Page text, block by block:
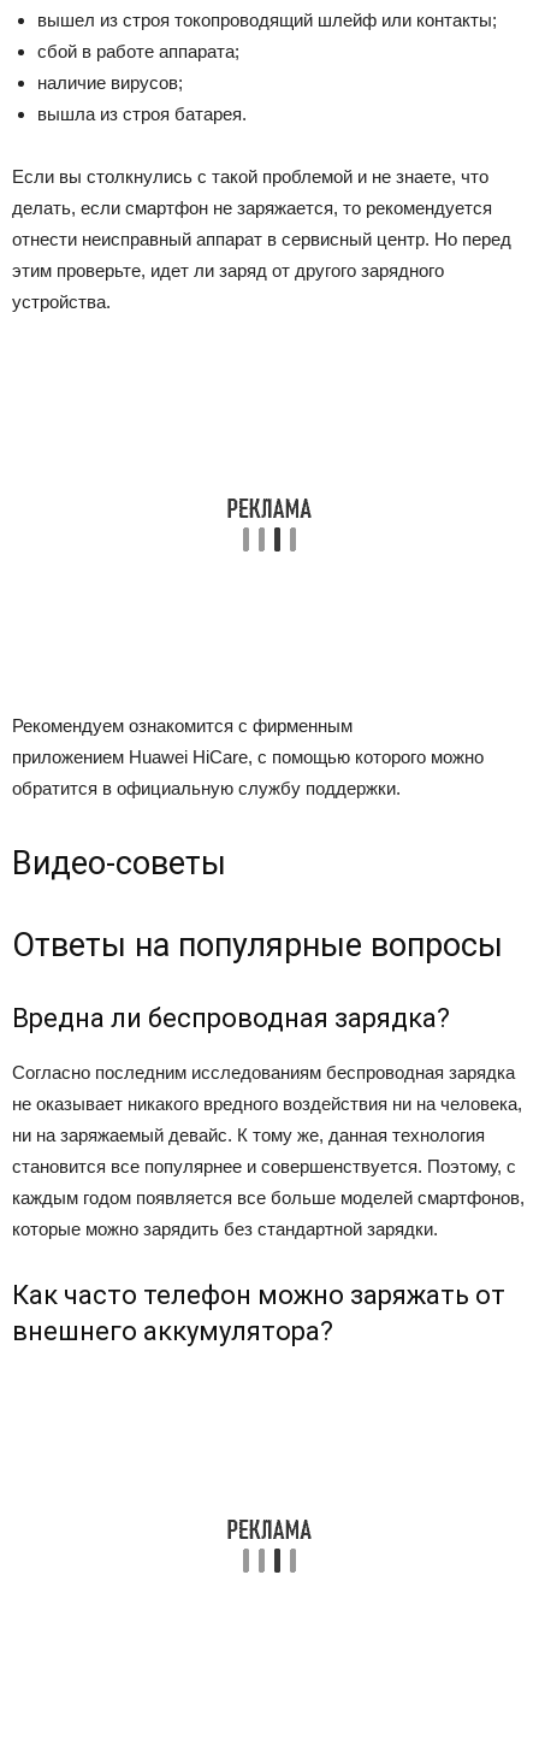
вышел из строя токопроводящий шлейф или контакты;
сбой в работе аппарата;
наличие вирусов;
вышла из строя батарея.
Если вы столкнулись с такой проблемой и не знаете, что
делать, если смартфон не заряжается, то рекомендуется
отнести неисправный аппарат в сервисный центр. Но перед
этим проверьте, идет ли заряд от другого зарядного
устройства.
Рекомендуем ознакомится с фирменным
приложением Huawei HiCare, с помощью которого можно
обратится в официальную службу поддержки.
Видео-советы
Ответы на популярные вопросы
Вредна ли беспроводная зарядка?
Согласно последним исследованиям беспроводная зарядка
не оказывает никакого вредного воздействия ни на человека,
ни на заряжаемый девайс. К тому же, данная технология
становится все популярнее и совершенствуется. Поэтому, с
каждым годом появляется все больше моделей смартфонов,
которые можно зарядить без стандартной зарядки.
Как часто телефон можно заряжать от
внешнего аккумулятора?